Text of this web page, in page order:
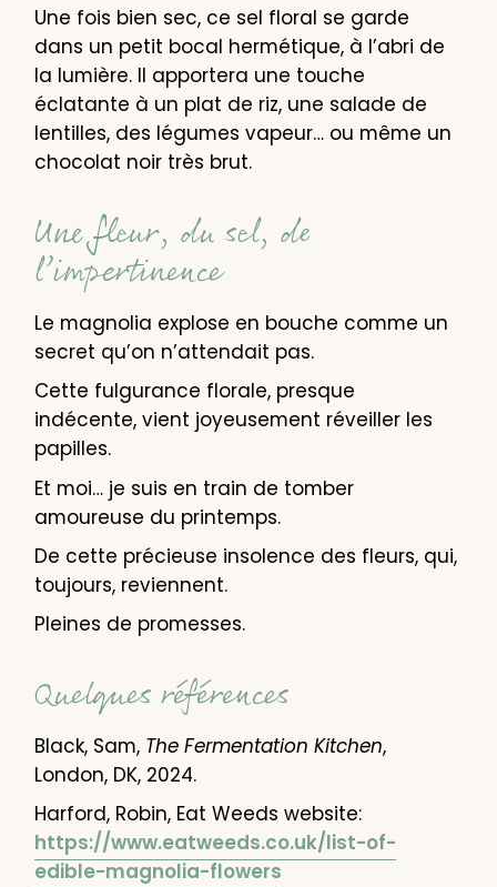
Une fois bien sec, ce sel floral se garde
dans un petit bocal hermétique, à l’abri de
la lumière. Il apportera une touche
éclatante à un plat de riz, une salade de
lentilles, des légumes vapeur… ou même un
chocolat noir très brut.
Une fleur, du sel, de
l’impertinence
Le magnolia explose en bouche comme un
secret qu’on n’attendait pas.
Cette fulgurance florale, presque
indécente, vient joyeusement réveiller les
papilles.
Et moi… je suis en train de tomber
amoureuse du printemps.
De cette précieuse insolence des fleurs, qui,
toujours, reviennent.
Pleines de promesses.
Quelques références
Black, Sam, The Fermentation Kitchen,
London, DK, 2024.
Harford, Robin, Eat Weeds website:
https://www.eatweeds.co.uk/list-of-
edible-magnolia-flowers